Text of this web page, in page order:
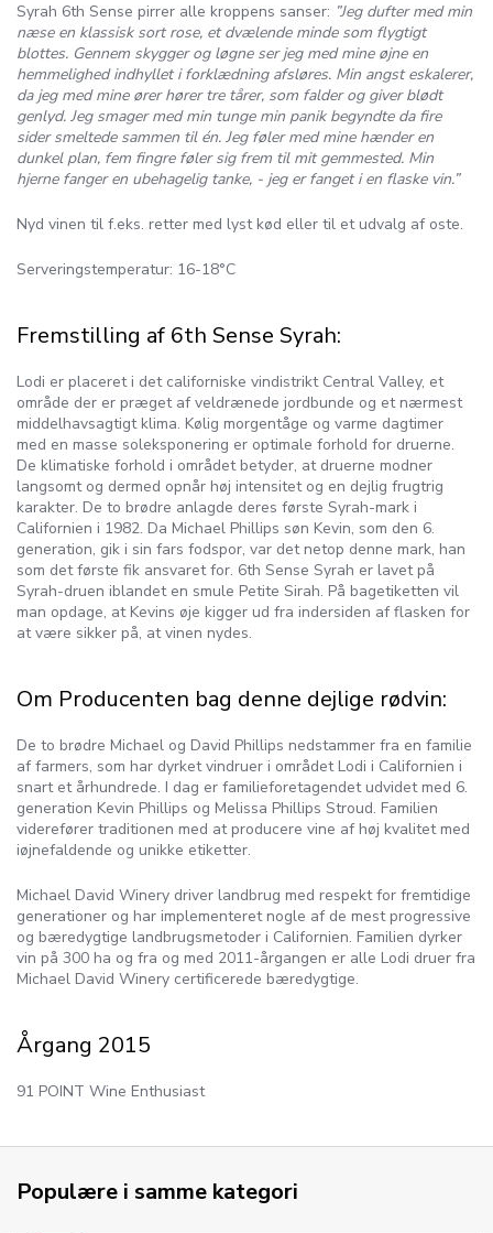
Syrah 6th Sense pirrer alle kroppens sanser: ”Jeg dufter med min
næse en klassisk sort rose, et dvælende minde som flygtigt
blottes. Gennem skygger og løgne ser jeg med mine øjne en
hemmelighed indhyllet i forklædning afsløres. Min angst eskalerer,
da jeg med mine ører hører tre tårer, som falder og giver blødt
genlyd. Jeg smager med min tunge min panik begyndte da fire
sider smeltede sammen til én. Jeg føler med mine hænder en
dunkel plan, fem fingre føler sig frem til mit gemmested. Min
hjerne fanger en ubehagelig tanke, - jeg er fanget i en flaske vin.”
Nyd vinen til f.eks. retter med lyst kød eller til et udvalg af oste.
Serveringstemperatur: 16-18°C
Fremstilling af 6th Sense Syrah:
Lodi er placeret i det californiske vindistrikt Central Valley, et
område der er præget af veldrænede jordbunde og et nærmest
middelhavsagtigt klima. Kølig morgentåge og varme dagtimer
med en masse soleksponering er optimale forhold for druerne.
De klimatiske forhold i området betyder, at druerne modner
langsomt og dermed opnår høj intensitet og en dejlig frugtrig
karakter. De to brødre anlagde deres første Syrah-mark i
Californien i 1982. Da Michael Phillips søn Kevin, som den 6.
generation, gik i sin fars fodspor, var det netop denne mark, han
som det første fik ansvaret for. 6th Sense Syrah er lavet på
Syrah-druen iblandet en smule Petite Sirah. På bagetiketten vil
man opdage, at Kevins øje kigger ud fra indersiden af flasken for
at være sikker på, at vinen nydes.
Om Producenten bag denne dejlige rødvin:
De to brødre Michael og David Phillips nedstammer fra en familie
af farmers, som har dyrket vindruer i området Lodi i Californien i
snart et århundrede. I dag er familieforetagendet udvidet med 6.
generation Kevin Phillips og Melissa Phillips Stroud. Familien
viderefører traditionen med at producere vine af høj kvalitet med
iøjnefaldende og unikke etiketter.
Michael David Winery driver landbrug med respekt for fremtidige
generationer og har implementeret nogle af de mest progressive
og bæredygtige landbrugsmetoder i Californien. Familien dyrker
vin på 300 ha og fra og med 2011-årgangen er alle Lodi druer fra
Michael David Winery certificerede bæredygtige.
Årgang 2015
91 POINT Wine Enthusiast
Populære i samme kategori